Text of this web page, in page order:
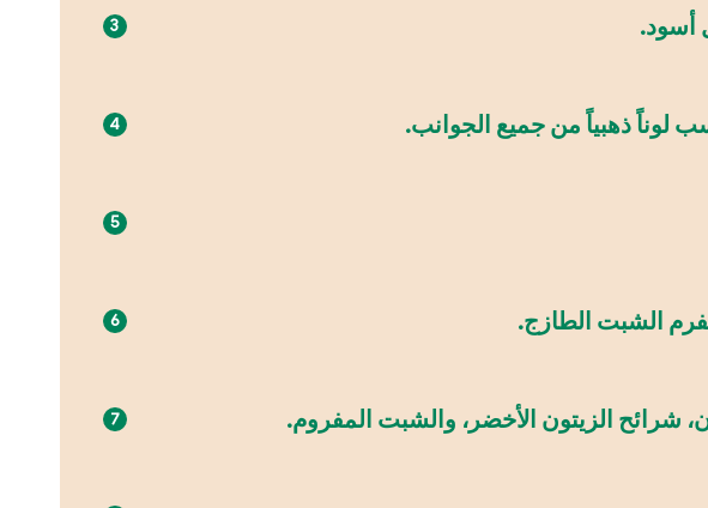
أسود.
لوناً ذهبياً من جميع الجوانب.
الشبت الطازج.
شرائح الزيتون الأخضر، والشبت المفروم.